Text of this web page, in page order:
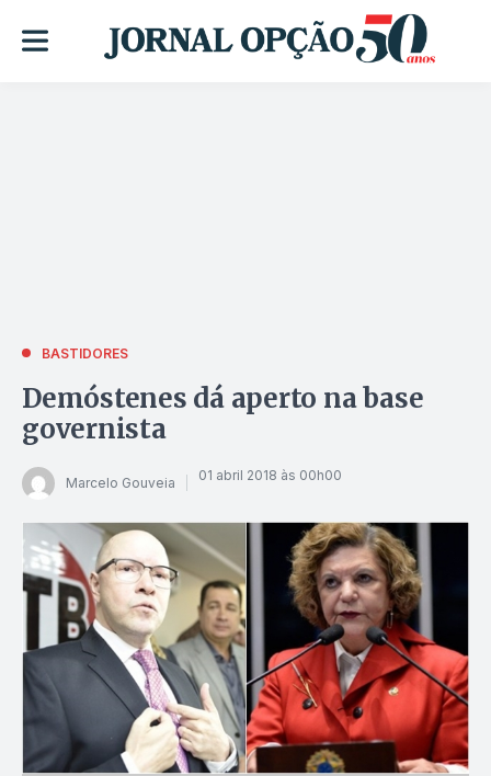
BASTIDORES
Demóstenes dá aperto na base
governista
Marcelo Gouveia 01 abril 2018 às 00h00